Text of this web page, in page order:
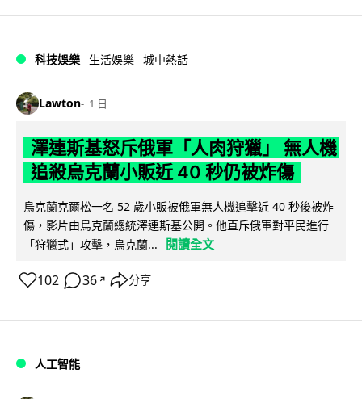
科技娛樂 生活娛樂 城中熱話
Lawton 1 日
澤連斯基怒斥俄軍「人肉狩獵」 無人機
追殺烏克蘭小販近 40 秒仍被炸傷
烏克蘭克爾松一名 52 歲小販被俄軍無人機追擊近 40 秒後被炸
傷，影片由烏克蘭總統澤連斯基公開。他直斥俄軍對平民進行
「狩獵式」攻擊，烏克蘭...
閱讀全文
102 36 ↗ 分享
人工智能